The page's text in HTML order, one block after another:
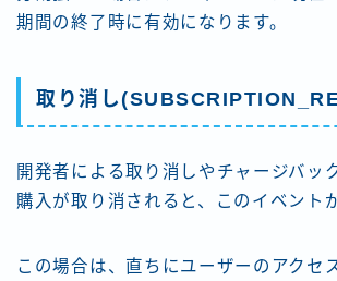
期間の終了時に有効になります。
取り消し
開発者による取り消しやチャージバッ
購入が取り消されると、このイベント
この場合は、直ちにユーザーのアクセ